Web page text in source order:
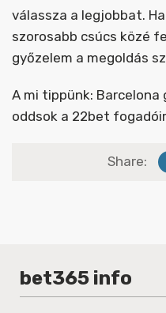
válassza a legjobbat.
szorosabb csúcs közé
győzelem a megoldás
A mi tippünk: Barcelona
oddsok a 22bet
Share:
bet365 info